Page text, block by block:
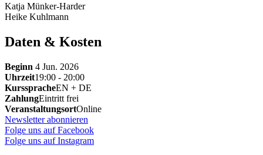
Katja Münker-Harder
Heike Kuhlmann
Daten & Kosten
Beginn 4 Jun. 2026
Uhrzeit19:00 - 20:00
KursspracheEN + DE
ZahlungEintritt frei
VeranstaltungsortOnline
Newsletter abonnieren
Folge uns auf Facebook
Folge uns auf Instagram